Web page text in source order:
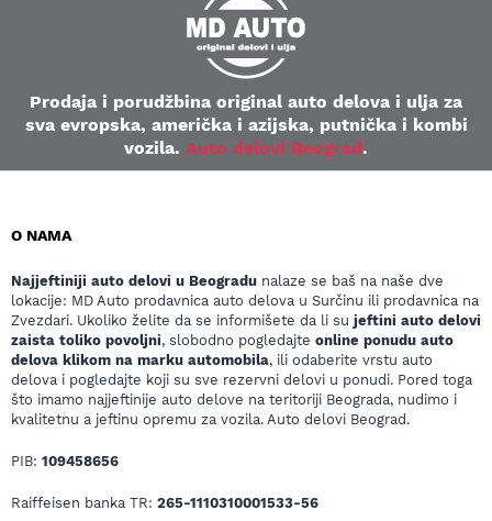
Prodaja i porudžbina original auto delova i ulja za
sva evropska, američka i azijska, putnička i kombi
vozila. Auto delovi Beograd.
O NAMA
Najjeftiniji auto delovi u Beogradu nalaze se baš na naše dve
lokacije: MD Auto prodavnica auto delova u Surčinu ili prodavnica na
Zvezdari. Ukoliko želite da se informišete da li su jeftini auto delovi
zaista toliko povoljni, slobodno pogledajte online ponudu auto
delova klikom na marku automobila, ili odaberite vrstu auto
delova i pogledajte koji su sve rezervni delovi u ponudi. Pored toga
što imamo najjeftinije auto delove na teritoriji Beograda, nudimo i
kvalitetnu a jeftinu opremu za vozila. Auto delovi Beograd.
PIB: 109458656
Raiffeisen banka TR: 265-1110310001533-56